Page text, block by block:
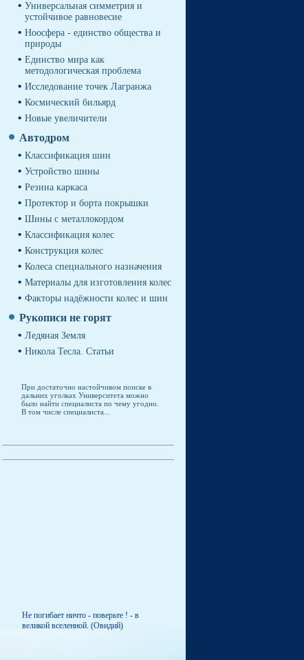
Универсальная симметрия и
устойчивое равновесие
Ноосфера - единство общества и
природы
Единство мира как
методологическая проблема
Исследование точек Лагранжа
Космический бильярд
Новые увеличители
Автодром
Классификация шин
Устройство шины
Резина каркаса
Протектор и борта покрышки
Шины с металлокордом
Классификация колес
Конструкция колес
Колеса специального назначения
Материалы для изготовления колес
Факторы надёжности колес и шин
Рукописи не горят
Ледяная Земля
Никола Тесла. Статьи
При достаточно настойчивом поиске в
дальних уголках Университета можно
было найти специалиста по чему угодно.
В том числе специалиста...
Не погибает ничто - поверьте ! - в
великой вселенной. (Овидий)